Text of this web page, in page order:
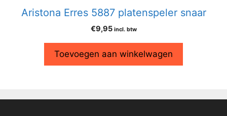
Aristona Erres 5887 platenspeler snaar
€9,95 incl. btw
Toevoegen aan winkelwagen